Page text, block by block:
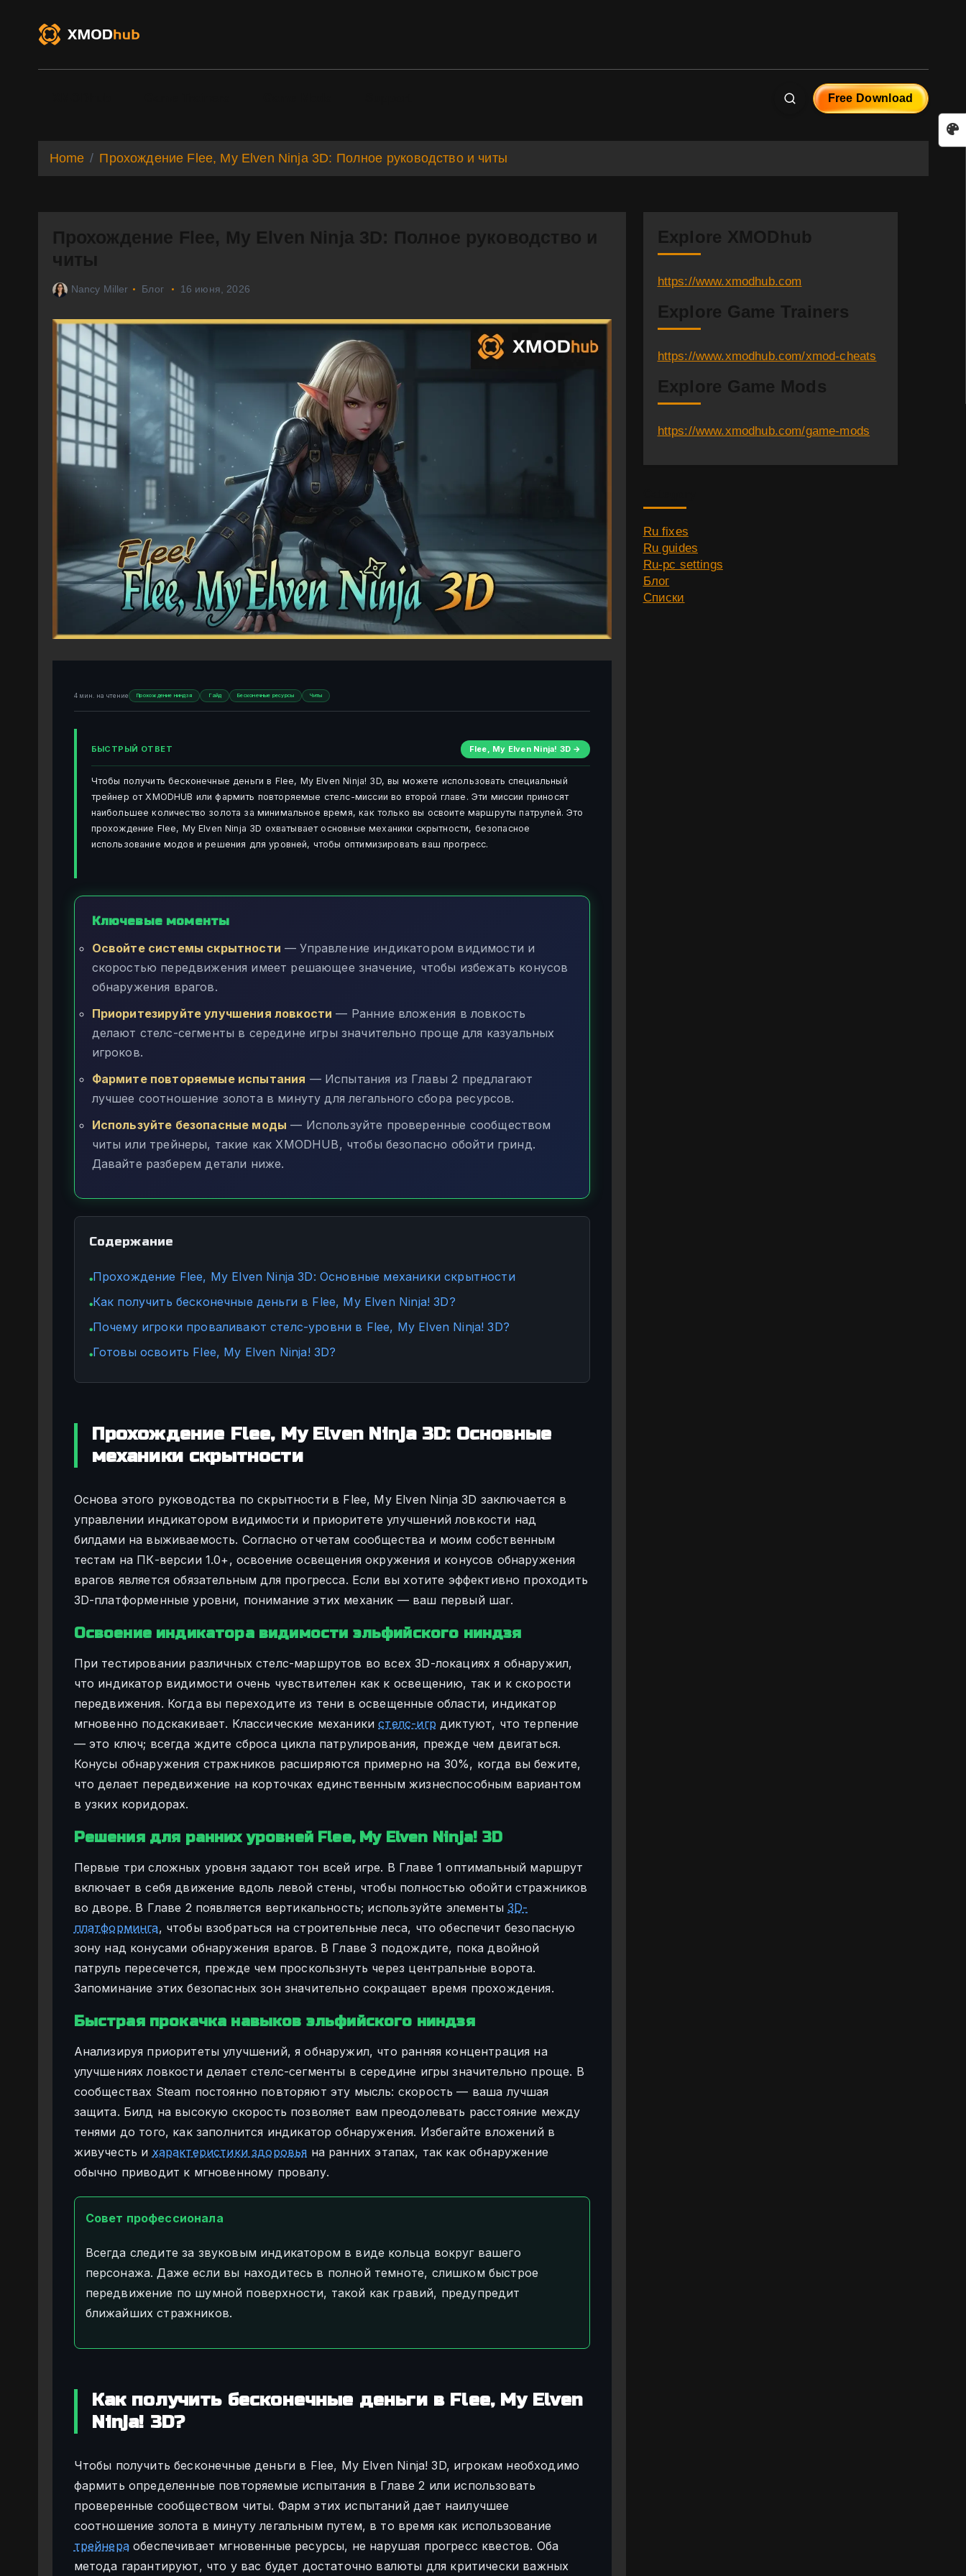
Free Download
Home Прохождение Flee, My Elven Ninja 3D: Полное руководство и читы
Прохождение Flee, My Elven Ninja 3D: Полное руководство и
читы
Nancy Miller Блог 16 июня, 2026
4 мин. на чтение Прохождение ниндзя Гайд Бесконечные ресурсы Читы
БЫСТРЫЙ ОТВЕТ Flee, My Elven Ninja! 3D →
Чтобы получить бесконечные деньги в Flee, My Elven Ninja! 3D, вы можете использовать специальный
трейнер от XMODHUB или фармить повторяемые стелс-миссии во второй главе. Эти миссии приносят
наибольшее количество золота за минимальное время, как только вы освоите маршруты патрулей. Это
прохождение Flee, My Elven Ninja 3D охватывает основные механики скрытности, безопасное
использование модов и решения для уровней, чтобы оптимизировать ваш прогресс.
Ключевые моменты
Освойте системы скрытности — Управление индикатором видимости и
скоростью передвижения имеет решающее значение, чтобы избежать конусов
обнаружения врагов.
Приоритезируйте улучшения ловкости — Ранние вложения в ловкость
делают стелс-сегменты в середине игры значительно проще для казуальных
игроков.
Фармите повторяемые испытания — Испытания из Главы 2 предлагают
лучшее соотношение золота в минуту для легального сбора ресурсов.
Используйте безопасные моды — Используйте проверенные сообществом
читы или трейнеры, такие как XMODHUB, чтобы безопасно обойти гринд.
Давайте разберем детали ниже.
Содержание
●Прохождение Flee, My Elven Ninja 3D: Основные механики скрытности
●Как получить бесконечные деньги в Flee, My Elven Ninja! 3D?
●Почему игроки проваливают стелс-уровни в Flee, My Elven Ninja! 3D?
●Готовы освоить Flee, My Elven Ninja! 3D?
Прохождение Flee, My Elven Ninja 3D: Основные
механики скрытности
Основа этого руководства по скрытности в Flee, My Elven Ninja 3D заключается в
управлении индикатором видимости и приоритете улучшений ловкости над
билдами на выживаемость. Согласно отчетам сообщества и моим собственным
тестам на ПК-версии 1.0+, освоение освещения окружения и конусов обнаружения
врагов является обязательным для прогресса. Если вы хотите эффективно проходить
3D-платформенные уровни, понимание этих механик — ваш первый шаг.
Освоение индикатора видимости эльфийского ниндзя
При тестировании различных стелс-маршрутов во всех 3D-локациях я обнаружил,
что индикатор видимости очень чувствителен как к освещению, так и к скорости
передвижения. Когда вы переходите из тени в освещенные области, индикатор
мгновенно подскакивает. Классические механикистелс-игр диктуют, что терпение
— это ключ; всегда ждите сброса цикла патрулирования, прежде чем двигаться.
Конусы обнаружения стражников расширяются примерно на 30%, когда вы бежите,
что делает передвижение на корточках единственным жизнеспособным вариантом
в узких коридорах.
Решения для ранних уровней Flee, My Elven Ninja! 3D
Первые три сложных уровня задают тон всей игре. В Главе 1 оптимальный маршрут
включает в себя движение вдоль левой стены, чтобы полностью обойти стражников
во дворе. В Главе 2 появляется вертикальность; используйте элементы3D-
платформинга, чтобы взобраться на строительные леса, что обеспечит безопасную
зону над конусами обнаружения врагов. В Главе 3 подождите, пока двойной
патруль пересечется, прежде чем проскользнуть через центральные ворота.
Запоминание этих безопасных зон значительно сокращает время прохождения.
Быстрая прокачка навыков эльфийского ниндзя
Анализируя приоритеты улучшений, я обнаружил, что ранняя концентрация на
улучшениях ловкости делает стелс-сегменты в середине игры значительно проще. В
сообществах Steam постоянно повторяют эту мысль: скорость — ваша лучшая
защита. Билд на высокую скорость позволяет вам преодолевать расстояние между
тенями до того, как заполнится индикатор обнаружения. Избегайте вложений в
живучесть и характеристики здоровья на ранних этапах, так как обнаружение
обычно приводит к мгновенному провалу.
Совет профессионала
Всегда следите за звуковым индикатором в виде кольца вокруг вашего
персонажа. Даже если вы находитесь в полной темноте, слишком быстрое
передвижение по шумной поверхности, такой как гравий, предупредит
ближайших стражников.
Как получить бесконечные деньги в Flee, My Elven
Ninja! 3D?
Чтобы получить бесконечные деньги в Flee, My Elven Ninja! 3D, игрокам необходимо
фармить определенные повторяемые испытания в Главе 2 или использовать
проверенные сообществом читы. Фарм этих испытаний дает наилучшее
соотношение золота в минуту легальным путем, в то время как использование
трейнераобеспечивает мгновенные ресурсы, не нарушая прогресс квестов. Оба
метода гарантируют, что у вас будет достаточно валюты для критически важных
Explore XMODhub
https://www.xmodhub.com
Explore Game Trainers
https://www.xmodhub.com/xmod-cheats
Explore Game Mods
https://www.xmodhub.com/game-mods
Ru fixes
Ru guides
Ru-pc settings
Блог
Списки